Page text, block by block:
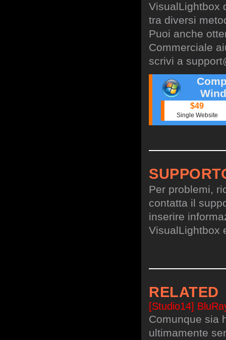
VisualLightbox
tra diversi
Puoi anche
Commerciale
scrivi a
$49
Single Website
Per problemi,
contatta il
inserire
VisualLightbox
RELATED
[Studio14]
Comunque sia
ultimamente